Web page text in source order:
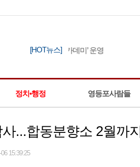
[HOT뉴스]
상공인 창업아카데미’ 운영
정치•행정 영등포사람들
사...합동분향소 2월까
15:39:25